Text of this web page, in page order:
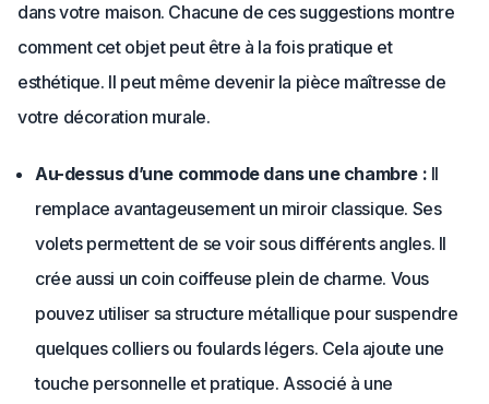
dans votre maison. Chacune de ces suggestions montre
comment cet objet peut être à la fois pratique et
esthétique. Il peut même devenir la pièce maîtresse de
votre décoration murale.
Au-dessus d’une commode dans une chambre : Il
remplace avantageusement un miroir classique. Ses
volets permettent de se voir sous différents angles. Il
crée aussi un coin coiffeuse plein de charme. Vous
pouvez utiliser sa structure métallique pour suspendre
quelques colliers ou foulards légers. Cela ajoute une
touche personnelle et pratique. Associé à une